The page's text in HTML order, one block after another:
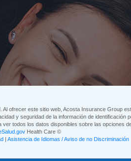
ofrecer este sitio web, Acosta Insurance Group
y seguridad de la información de
todos los datos disponibles sobre las opciones
Health Care ©
| Asistencia de Idiomas / Aviso de no Discriminación